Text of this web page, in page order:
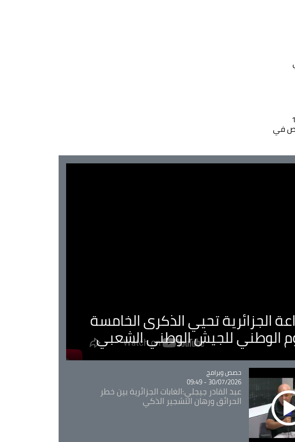
1.1
8 أشخاص في
الجزائرية تحيي الذكرى الخامسة
الوطني للجيش الوطني الشعبي
Catégorie
حصص وبرامج
30/07/2026 - 09:49
عبد القادر جيجلي:الغابات الجزائرية بين خطر
الحرائق ورهان التشجير الذكي